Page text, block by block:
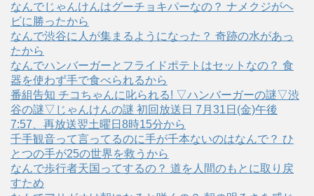
なんでじゃんけんはグーチョキパーなの？ ナメクジがヘ
ビに勝ったから
なんで渋谷に人が集まるようになった？ 奇跡の水があっ
たから
なんでハンバーガーとフライドポテトはセットなの？ 食
器を使わず手で食べられるから
番組告知 チコちゃんに叱られる! ▽ハンバーガーの謎▽渋
谷の謎▽じゃんけんの謎 初回放送日 7月31日(金)午後
7:57、再放送翌土曜日8時15分から
千手観音って言ってるのに手が千本ないのはなんで？ ひ
とつの手が25の世界を救うから
なんで歩行者天国ってするの？ 道を人間のもとに取り戻
すため